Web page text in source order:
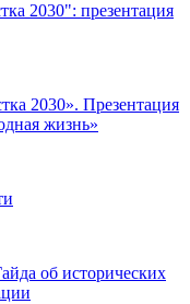
2030": презентация
2030». Презентация
жизнь»
об исторических